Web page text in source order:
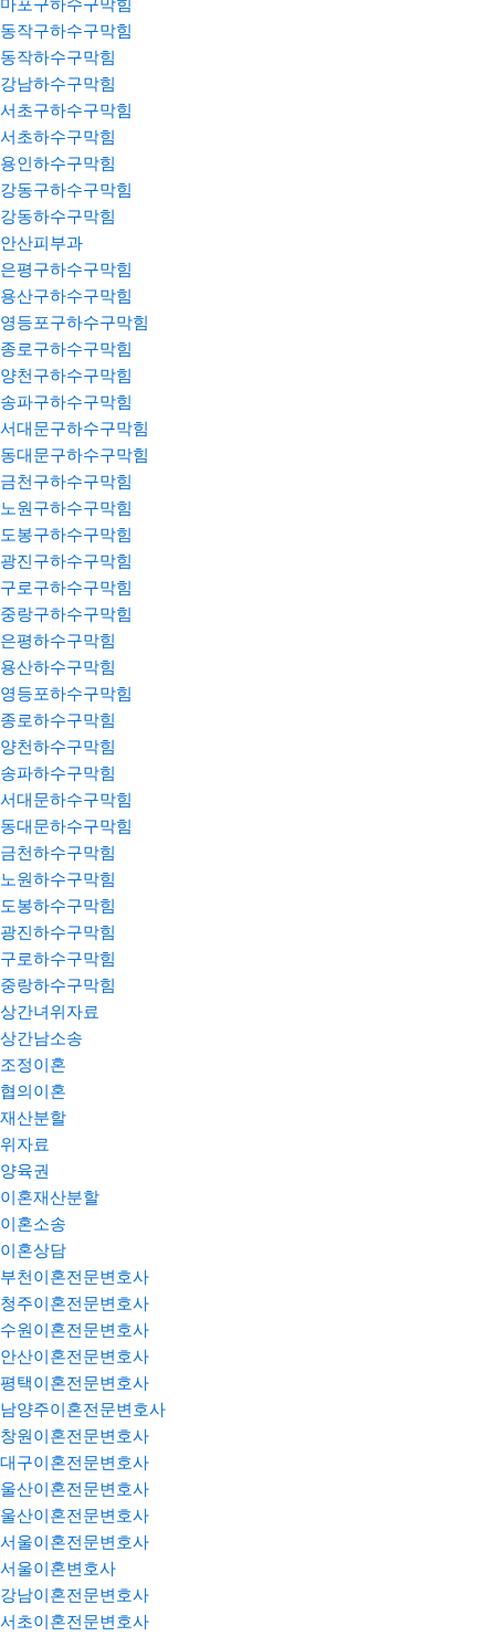
마포구하수구막힘
동작구하수구막힘
동작하수구막힘
강남하수구막힘
서초구하수구막힘
서초하수구막힘
용인하수구막힘
강동구하수구막힘
강동하수구막힘
안산피부과
은평구하수구막힘
용산구하수구막힘
영등포구하수구막힘
종로구하수구막힘
양천구하수구막힘
송파구하수구막힘
서대문구하수구막힘
동대문구하수구막힘
금천구하수구막힘
노원구하수구막힘
도봉구하수구막힘
광진구하수구막힘
구로구하수구막힘
중랑구하수구막힘
은평하수구막힘
용산하수구막힘
영등포하수구막힘
종로하수구막힘
양천하수구막힘
송파하수구막힘
서대문하수구막힘
동대문하수구막힘
금천하수구막힘
노원하수구막힘
도봉하수구막힘
광진하수구막힘
구로하수구막힘
중랑하수구막힘
상간녀위자료
상간남소송
조정이혼
협의이혼
재산분할
위자료
양육권
이혼재산분할
이혼소송
이혼상담
부천이혼전문변호사
청주이혼전문변호사
수원이혼전문변호사
안산이혼전문변호사
평택이혼전문변호사
남양주이혼전문변호사
창원이혼전문변호사
대구이혼전문변호사
울산이혼전문변호사
울산이혼전문변호사
서울이혼전문변호사
서울이혼변호사
강남이혼전문변호사
서초이혼전문변호사